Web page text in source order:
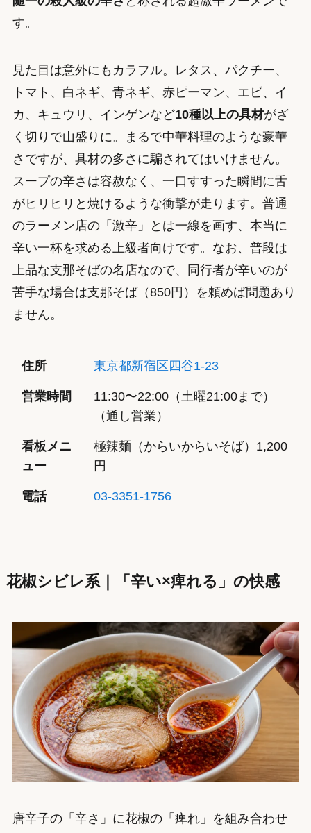
す。
見た目は意外にもカラフル。レタス、パクチー、
トマト、白ネギ、青ネギ、赤ピーマン、エビ、イ
カ、キュウリ、インゲンなど10種以上の具材がざ
く切りで山盛りに。まるで中華料理のような豪華
さですが、具材の多さに騙されてはいけません。
スープの辛さは容赦なく、一口すすった瞬間に舌
がヒリヒリと焼けるような衝撃が走ります。普通
のラーメン店の「激辛」とは一線を画す、本当に
辛い一杯を求める上級者向けです。なお、普段は
上品な支那そばの名店なので、同行者が辛いのが
苦手な場合は支那そば（850円）を頼めば問題あり
ません。
住所 東京都新宿区四谷1-23
営業時間
11:30〜22:00（土曜21:00まで）
（通し営業）
看板メニ
ュー
極辣麺（からいからいそば）1,200
円
電話 03-3351-1756
花椒シビレ系｜「辛い×痺れる」の快感
唐辛子の「辛さ」に花椒の「痺れ」を組み合わせ